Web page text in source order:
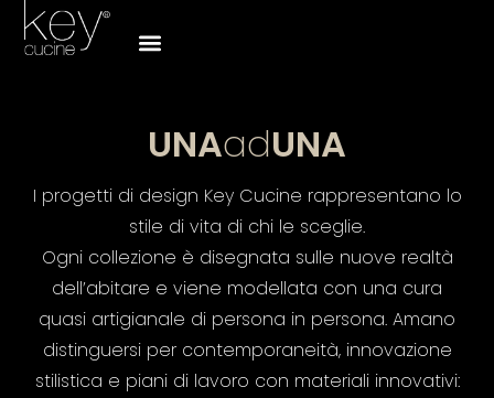
UNAadUNA
I progetti di design Key Cucine rappresentano lo
stile di vita di chi le sceglie.
Ogni collezione è disegnata sulle nuove realtà
dell’abitare e viene modellata con una cura
quasi artigianale di persona in persona. Amano
distinguersi per contemporaneità, innovazione
stilistica e piani di lavoro con materiali innovativi: